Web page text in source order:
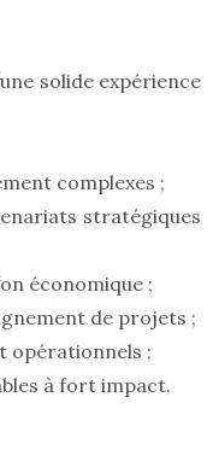
solide expérience
complexes ;
stratégiques
économique ;
de projets ;
opérationnels ;
à fort impact.